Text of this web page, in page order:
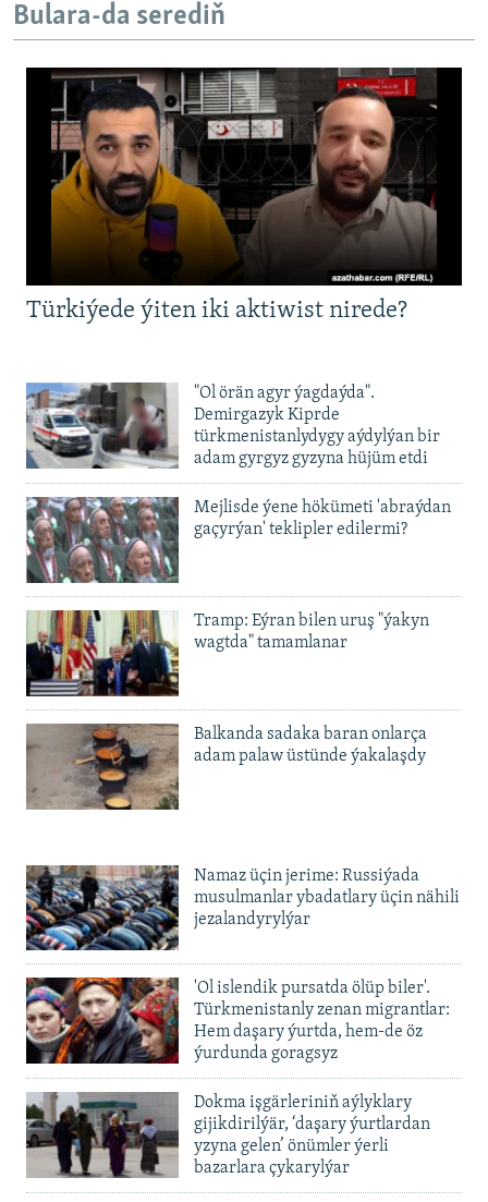
Bulara-da serediň
No media source currently available
0:00 0:04:57
Türkiýede ýiten iki aktiwist nirede?
"Ol örän agyr ýagdaýda".
Demirgazyk Kiprde
türkmenistanlydygy aýdylýan bir
adam gyrgyz gyzyna hüjüm etdi
Mejlisde ýene hökümeti 'abraýdan
gaçyrýan' teklipler edilermi?
Tramp: Eýran bilen uruş "ýakyn
wagtda" tamamlanar
Balkanda sadaka baran onlarça
adam palaw üstünde ýakalaşdy
Namaz üçin jerime: Russiýada
musulmanlar ybadatlary üçin nähili
jezalandyrylýar
'Ol islendik pursatda ölüp biler'.
Türkmenistanly zenan migrantlar:
Hem daşary ýurtda, hem-de öz
ýurdunda goragsyz
Dokma işgärleriniň aýlyklary
gijikdirilýär, ‘daşary ýurtlardan
yzyna gelen’ önümler ýerli
bazarlara çykarylýar